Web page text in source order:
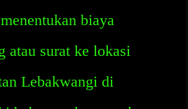
biaya
atau surat ke lokasi
Lebakwangi di